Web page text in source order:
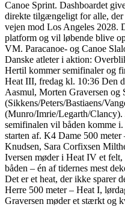
Canoe Sprint. Dashboardet
direkte tilgængeligt for alle, der
vejen mod Los Angeles 2028.
platform og vil løbende blive
VM. Paracanoe- og Canoe
Danske atleter i aktion:
Hertil kommer semifinaler og
Heat III, fredag kl. 10:36 Den
Aasmul, Morten Graversen og
(Sikkens/Peters/Bastiaens/
(Munro/Imrie/Legarth/Clancy).
semifinalen vil båden komme
starten af. K4 Dame 500
Knudsen, Sara Corfixsen
Iversen møder i Heat IV et
båden – én af tidernes mest
Det er et heat, der ikke sparer
Herre 500 meter – Heat I,
Graversen møder et stærkt og